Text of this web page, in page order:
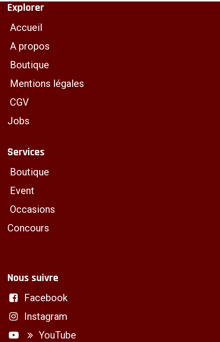
Explorer
Accueil
A propos
Boutique
Mentions légales
CGV
Jobs
Services
Boutique
Event
Occasions
Concours
Nous suivre
Facebook
Instagram
YouTube